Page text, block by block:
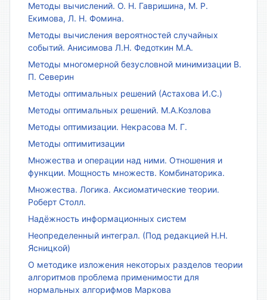
Методы вычислений. О. Н. Гавришина, М. Р.
Екимова, Л. Н. Фомина.
Методы вычисления вероятностей случайных
событий. Анисимова Л.Н. Федоткин М.А.
Методы многомерной безусловной минимизации В.
П. Северин
Методы оптимальных решений (Астахова И.С.)
Методы оптимальных решений. М.А.Козлова
Методы оптимизации. Некрасова М. Г.
Методы оптимитизации
Множества и операции над ними. Отношения и
функции. Мощность множеств. Комбинаторика.
Множества. Логика. Аксиоматические теории.
Роберт Столл.
Надёжность информационных систем
Неопределенный интеграл. (Под редакцией Н.Н.
Ясницкой)
О методике изложения некоторых разделов теории
алгоритмов проблема применимости для
нормальных алгорифмов Маркова